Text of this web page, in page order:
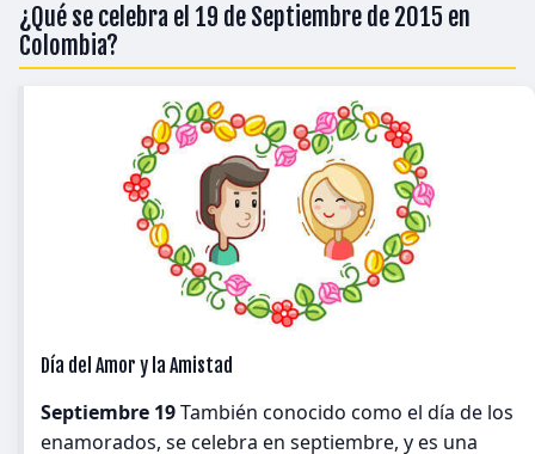
¿Qué se celebra el 19 de Septiembre de 2015 en
Colombia?
Día del Amor y la Amistad
Septiembre 19También conocido como el día de los
enamorados, se celebra en septiembre, y es una